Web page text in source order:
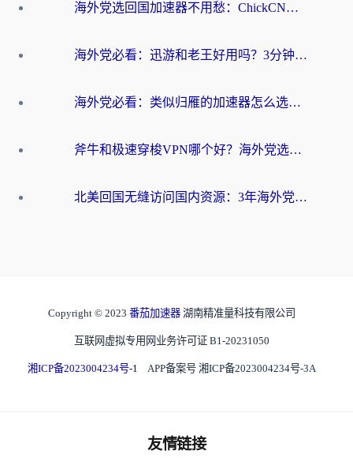
海外党选回国加速器不用愁：ChickCN和洞见哪个好？一篇搞定所有疑问
海外党必看：迅游和老王好用吗？3分钟选对加速国内网络的加速器
海外党必看：类似归雁的加速器怎么选？一篇搞定无缝访问国内资源
斧牛和极速穿梭VPN哪个好？海外党选回国加速器必看的真实对比与避坑指南
北美回国无缝访问国内资源：3年海外党亲测的加速器选择指南
Copyright © 2023 番茄加速器 湖南精准量科技有限公司
互联网虚拟专用网业务许可证 B1-20231050
湘ICP备2023004234号-1 APP备案号 湘ICP备2023004234号-3A
友情链接